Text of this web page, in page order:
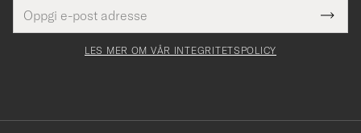
postadresse
felt
Tack
för
dig
LES MER OM VÅR INTEGRITETSPOLICY